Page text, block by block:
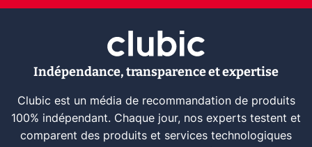
Indépendance, transparence et expertise
Clubic est un média de recommandation de produits
100% indépendant. Chaque jour, nos experts testent et
comparent des produits et services technologiques